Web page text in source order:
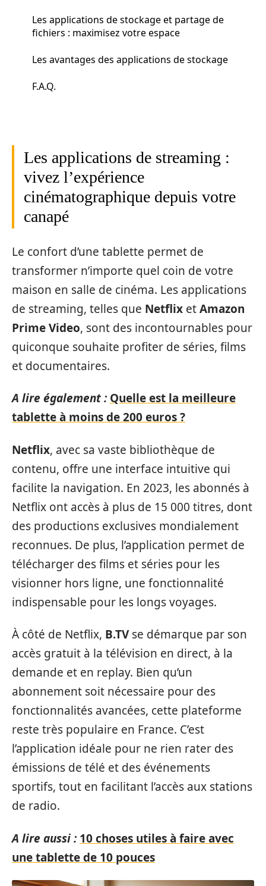
Les applications de stockage et partage de
fichiers : maximisez votre espace
Les avantages des applications de stockage
F.A.Q.
Les applications de streaming :
vivez l’expérience
cinématographique depuis votre
canapé
Le confort d’une tablette permet de
transformer n’importe quel coin de votre
maison en salle de cinéma. Les applications
de streaming, telles que Netflix etAmazon
Prime Video, sont des incontournables pour
quiconque souhaite profiter de séries, films
et documentaires.
A lire également : Quelle est la meilleure
tablette à moins de 200 euros ?
Netflix, avec sa vaste bibliothèque de
contenu, offre une interface intuitive qui
facilite la navigation. En 2023, les abonnés à
Netflix ont accès à plus de 15 000 titres, dont
des productions exclusives mondialement
reconnues. De plus, l’application permet de
télécharger des films et séries pour les
visionner hors ligne, une fonctionnalité
indispensable pour les longs voyages.
À côté de Netflix, B.TVse démarque par son
accès gratuit à la télévision en direct, à la
demande et en replay. Bien qu’un
abonnement soit nécessaire pour des
fonctionnalités avancées, cette plateforme
reste très populaire en France. C’est
l’application idéale pour ne rien rater des
émissions de télé et des événements
sportifs, tout en facilitant l’accès aux stations
de radio.
A lire aussi : 10 choses utiles à faire avec
une tablette de 10 pouces